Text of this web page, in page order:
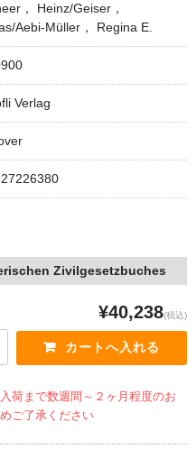
， Heinz/Geiser，
Aebi-Müller， Regina E.
Verlag
Zivilgesetzbuches
¥40,238(税込)
荷まで数週間～２ヶ月程度のお
ご了承ください